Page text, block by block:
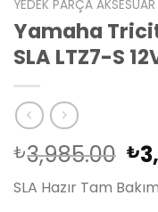
YEDEK PARÇA AKSESUAR
Yamaha
SLA LTZ7-S
₺3,985.00 ₺
SLA Hazır Tam